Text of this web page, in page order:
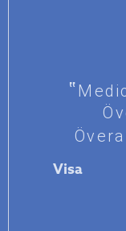
Visa